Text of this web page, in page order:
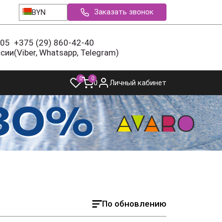
BYN Заказать звонок
+375 (29) 860-42-40
(Viber, Whatsapp, Telegram)
0 00 Личный кабинет
По обновлению